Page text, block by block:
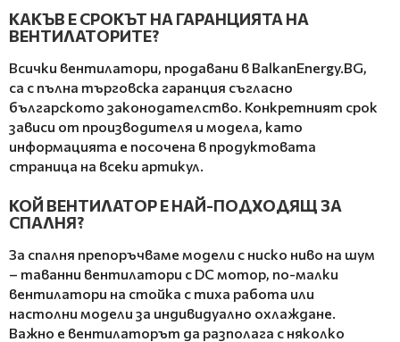
КАКЪВ Е СРОКЪТ НА ГАРАНЦИЯТА НА
ВЕНТИЛАТОРИТЕ?
Всички вентилатори, продавани в BalkanEnergy.BG,
са с пълна търговска гаранция съгласно
българското законодателство. Конкретният срок
зависи от производителя и модела, като
информацията е посочена в продуктовата
страница на всеки артикул.
КОЙ ВЕНТИЛАТОР Е НАЙ-ПОДХОДЯЩ ЗА
СПАЛНЯ?
За спалня препоръчваме модели с ниско ниво на шум
– таванни вентилатори с DC мотор, по-малки
вентилатори на стойка с тиха работа или
настолни модели за индивидуално охлаждане.
Важно е вентилаторът да разполага с няколко